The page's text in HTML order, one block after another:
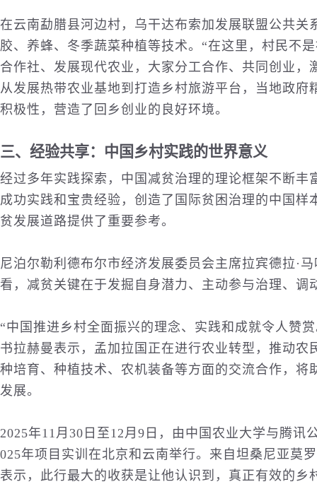
在云南勐腊县河边村，乌干达布索加发展联盟公共关
胶、养蜂、冬季蔬菜种植等技术。“在这里，村民不
合作社、发展现代农业，大家分工合作、共同创业
从发展热带农业基地到打造乡村旅游平台，当地政
积极性，营造了回乡创业的良好环境。
三、经验共享：中国乡村实践的世界意义
经过多年实践探索，中国减贫治理的理论框架不断
成功实践和宝贵经验，创造了国际贫困治理的中国
贫发展道路提供了重要参考。
尼泊尔勒利德布尔市经济发展委员会主席拉宾德拉·
看，减贫关键在于发掘自身潜力、主动参与治理、
“中国推进乡村全面振兴的理念、实践和成就令人赞
书拉赫曼表示，孟加拉国正在进行农业转型，推动
种培育、种植技术、农机装备等方面的交流合作，
发展。
2025年11月30日至12月9日，由中国农业大学与腾讯
025年项目实训在北京和云南举行。来自坦桑尼亚莫
表示，此行最大的收获是让他认识到，真正有效的